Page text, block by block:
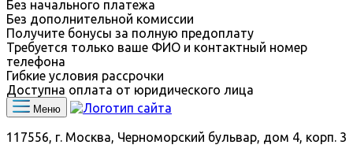
Без начального платежа
Без дополнительной комиссии
Получите бонусы за полную предоплату
Требуется только ваше ФИО и контактный номер
телефона
Гибкие условия рассрочки
Доступна оплата от юридического лица
Меню
117556, г. Москва, Черноморский бульвар, дом 4, корп. 3